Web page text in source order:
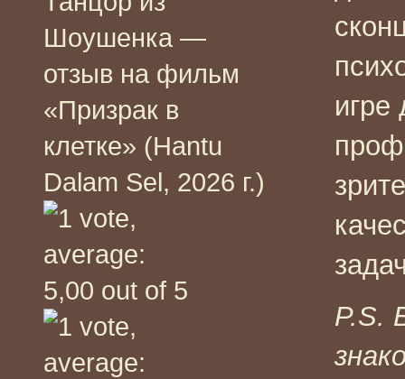
Шоушенка —
отзыв на фильм
«Призрак в
клетке» (Hantu
Dalam Sel, 2026 г.)
игре
P.S.